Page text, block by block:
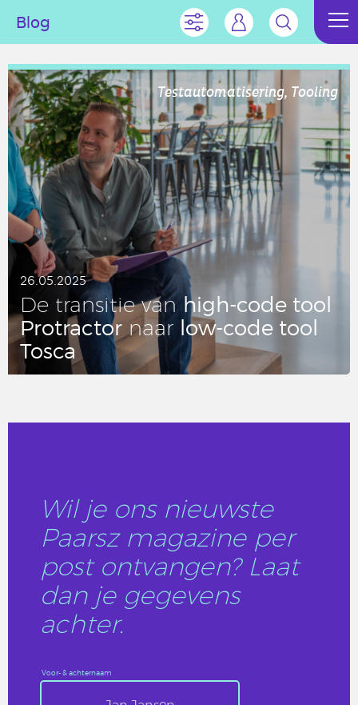
Blog
Testautomatisering, Tooling
26.05.2025
De tran­si­tie van high-code tool
Pro­trac­tornaar low-code tool
Tosca
Wil je ons nieuwste
Paarsz magazine per
post ontvangen? Laat
dan je gegevens
achter.
Voor- & achternaam